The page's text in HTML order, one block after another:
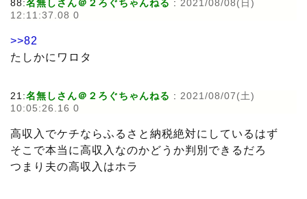
88:名無しさん＠２ろぐちゃんねる : 2021/08/08(日)
12:11:37.08 0
>>82
たしかにワロタ
21:名無しさん＠２ろぐちゃんねる : 2021/08/07(土)
10:05:26.16 0
高収入でケチならふるさと納税絶対にしているはず
そこで本当に高収入なのかどうか判別できるだろ
つまり夫の高収入はホラ